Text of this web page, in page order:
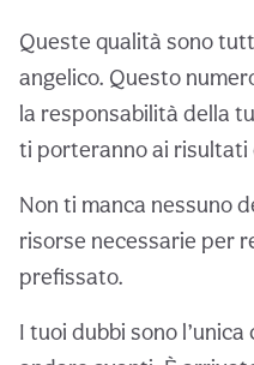
Queste qualità sono
angelico. Questo
la responsabilità della
ti porteranno ai risultati
Non ti manca nessuno
risorse necessarie per
prefissato.
I tuoi dubbi sono